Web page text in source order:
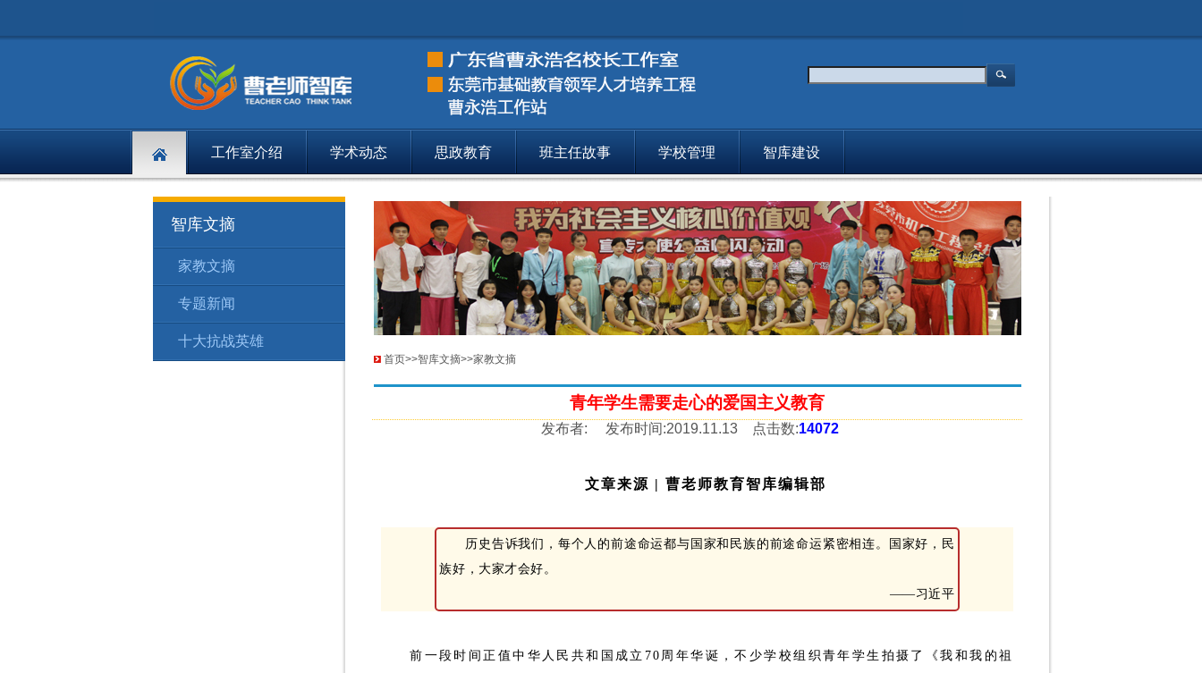
工作室介绍 学术动态 思政教育 班主任故事 学校管理 智库建设
智库文摘
家教文摘 150 智库文摘 家教文摘
专题新闻 155 智库文摘 专题新闻
十大抗战英雄
首页>>智库文摘>>家教文摘
青年学生需要走心的爱国主义教育
发布者: 发布时间:2019.11.13 点击数:14072
文章来源 | 曹老师教育智库编辑部
历史告诉我们，每个人的前途命运都与国家和民族的前途命运紧密相连。国家好，民
族好，大家才会好。
——习近平
前一段时间正值中华人民共和国成立70周年华诞，不少学校组织青年学生拍摄了《我和我的祖